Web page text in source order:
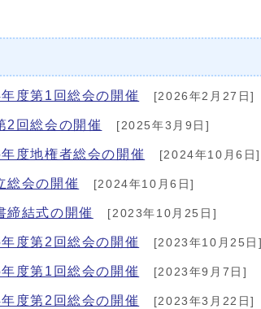
度第1回総会の開催 [2026年2月27日]
2回総会の開催 [2025年3月9日]
度地権者総会の開催 [2024年10月6日]
総会の開催 [2024年10月6日]
締結式の開催 [2023年10月25日]
度第2回総会の開催 [2023年10月25日]
度第1回総会の開催 [2023年9月7日]
度第2回総会の開催 [2023年3月22日]